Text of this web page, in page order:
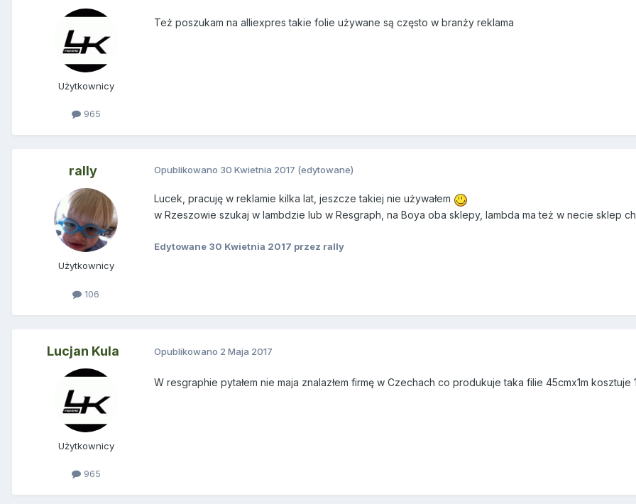
Użytkownicy
965
Też poszukam na alliexpres takie folie używane są często w branży reklama
rally
Użytkownicy
106
Opublikowano 30 Kwietnia 2017 (edytowane)
Lucek, pracuję w reklamie kilka lat, jeszcze takiej nie używałem
w Rzeszowie szukaj w lambdzie lub w Resgraph, na Boya oba sklepy, lambda ma też w necie sklep
Edytowane 30 Kwietnia 2017 przez rally
Lucjan Kula
Użytkownicy
965
Opublikowano 2 Maja 2017
W resgraphie pytałem nie maja znalazłem firmę w Czechach co produkuje taka filie 45cmx1m kosztuje